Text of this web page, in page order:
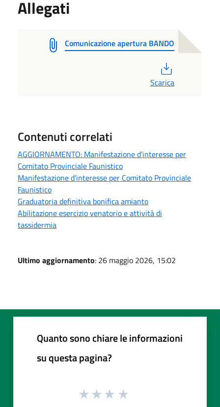
Allegati
Comunicazione apertura BANDO
Scarica
Contenuti correlati
AGGIORNAMENTO: Manifestazione d'interesse per
Comitato Provinciale Faunistico
Manifestazione d'interesse per Comitato Provinciale
Faunistico
Graduatoria definitiva bonifica amianto
Abilitazione esercizio venatorio e attività di
tassidermia
Ultimo aggiornamento: 26 maggio 2026, 15:02
Quanto sono chiare le informazioni
su questa pagina?